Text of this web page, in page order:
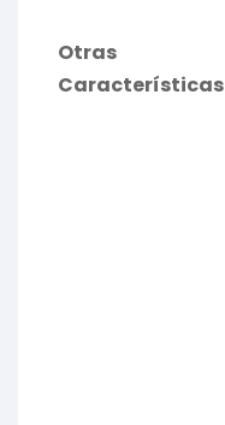
Otras
Características